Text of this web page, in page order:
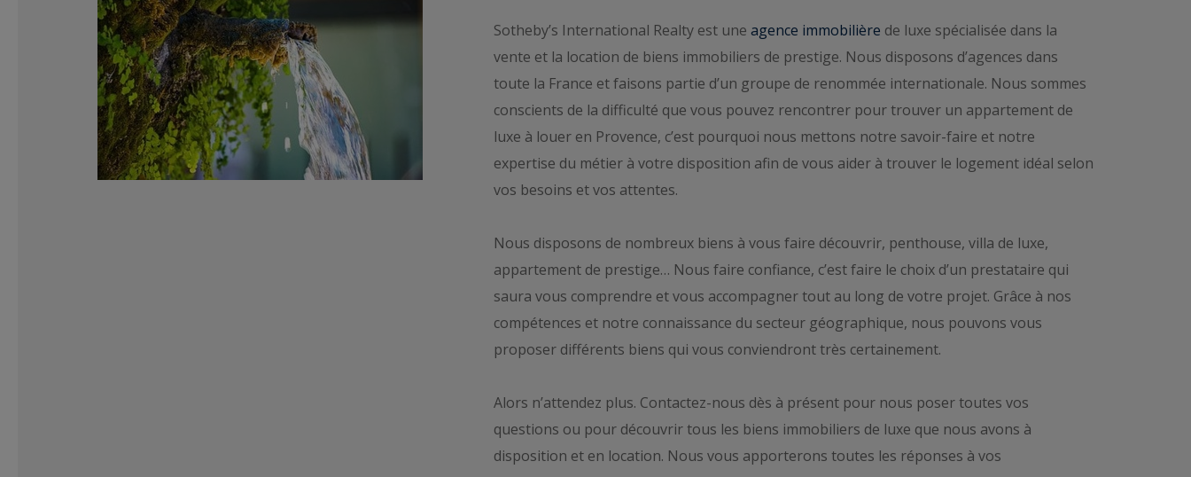
Sotheby’s International Realty est une agence immobilière de luxe spécialisée dans la
vente et la location de biens immobiliers de prestige. Nous disposons d’agences dans
toute la France et faisons partie d’un groupe de renommée internationale. Nous sommes
conscients de la difficulté que vous pouvez rencontrer pour trouver un appartement de
luxe à louer en Provence, c’est pourquoi nous mettons notre savoir-faire et notre
expertise du métier à votre disposition afin de vous aider à trouver le logement idéal selon
vos besoins et vos attentes.
Nous disposons de nombreux biens à vous faire découvrir, penthouse, villa de luxe,
appartement de prestige… Nous faire confiance, c’est faire le choix d’un prestataire qui
saura vous comprendre et vous accompagner tout au long de votre projet. Grâce à nos
compétences et notre connaissance du secteur géographique, nous pouvons vous
proposer différents biens qui vous conviendront très certainement.
Alors n’attendez plus. Contactez-nous dès à présent pour nous poser toutes vos
questions ou pour découvrir tous les biens immobiliers de luxe que nous avons à
disposition et en location. Nous vous apporterons toutes les réponses à vos